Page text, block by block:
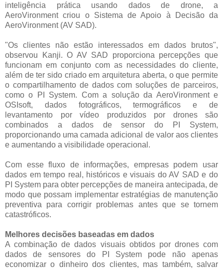
inteligência prática usando dados de drone, a
AeroVironment criou o Sistema de Apoio à Decisão da
AeroVironment (AV SAD).
"Os clientes não estão interessados em dados brutos",
observou Kanji. O AV SAD proporciona percepções que
funcionam em conjunto com as necessidades do cliente,
além de ter sido criado em arquitetura aberta, o que permite
o compartilhamento de dados com soluções de parceiros,
como o PI System. Com a solução da AeroVironment e
OSIsoft, dados fotográficos, termográficos e de
levantamento por vídeo produzidos por drones são
combinados a dados de sensor do PI System,
proporcionando uma camada adicional de valor aos clientes
e aumentando a visibilidade operacional.
Com esse fluxo de informações, empresas podem usar
dados em tempo real, históricos e visuais do AV SAD e do
PI System para obter percepções de maneira antecipada, de
modo que possam implementar estratégias de manutenção
preventiva para corrigir problemas antes que se tornem
catastróficos.
Melhores decisões baseadas em dados
A combinação de dados visuais obtidos por drones com
dados de sensores do PI System pode não apenas
economizar o dinheiro dos clientes, mas também, salvar